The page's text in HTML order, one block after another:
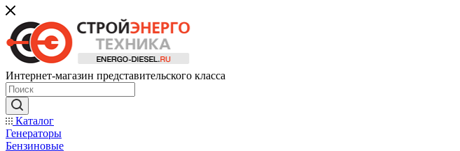
Интернет-магазин представительского класса
Каталог
Генераторы
Бензиновые